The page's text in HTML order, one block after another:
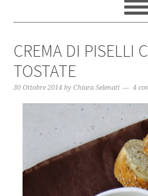
CREMA DI PISELLI
TOSTATE
30 Ottobre 2014 byChiara Selenati 4